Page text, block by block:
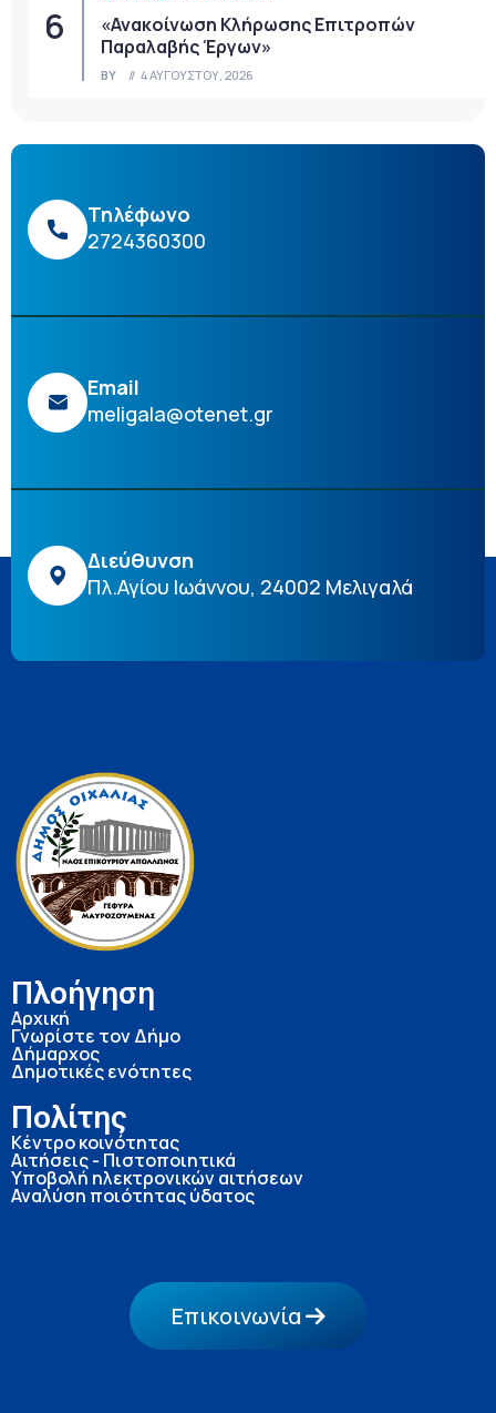
«Ανακοίνωση Κλήρωσης Επιτροπών
Παραλαβής Έργων»
BY 4 ΑΥΓΟΎΣΤΟΥ, 2026
Τηλέφωνο
2724360300
Email
meligala@otenet.gr
Διεύθυνση
Πλ.Αγίου Ιωάννου, 24002 Μελιγαλά
Πλοήγηση
Αρχική
Γνωρίστε τον Δήμο
Δήμαρχος
Δημοτικές ενότητες
Πολίτης
Κέντρο κοινότητας
Αιτήσεις - Πιστοποιητικά
Υποβολή ηλεκτρονικών αιτήσεων
Αναλύση ποιότητας ύδατος
Επικοινωνία